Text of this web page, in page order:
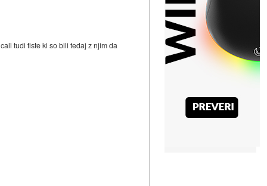
tudi tiste ki so bili tedaj z njim da